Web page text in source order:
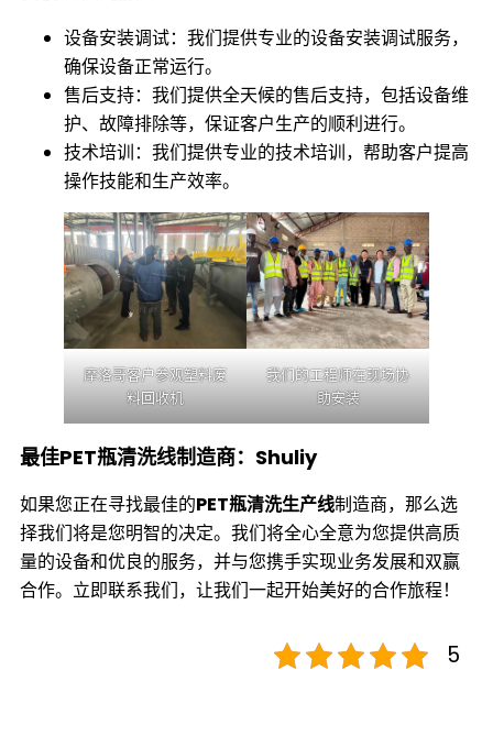
设备安装调试：我们提供专业的设备安装调试服务，
确保设备正常运行。
售后支持：我们提供全天候的售后支持，包括设备维
护、故障排除等，保证客户生产的顺利进行。
技术培训：我们提供专业的技术培训，帮助客户提高
操作技能和生产效率。
摩洛哥客户参观塑料废
料回收机
我们的工程师在现场协
助安装
最佳PET瓶清洗线制造商：Shuliy
如果您正在寻找最佳的PET瓶清洗生产线制造商，那么选
择我们将是您明智的决定。我们将全心全意为您提供高质
量的设备和优良的服务，并与您携手实现业务发展和双赢
合作。立即联系我们，让我们一起开始美好的合作旅程！
5